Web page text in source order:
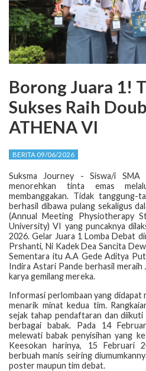
Borong Juara 1!
Sukses Raih
ATHENA VI
BERITA 09/06/2026
Suksma Journey - Siswa/i SMA
menorehkan tinta emas
membanggakan. Tidak
berhasil dibawa pulang sekaligus
(Annual Meeting Physiotherapy
University) VI yang puncaknya
2026. Gelar Juara 1 Lomba Debat
Prshanti, Ni Kadek Dea Sancita
Sementara itu A.A Gede Aditya
Indira Astari Pande berhasil meraih
karya gemilang mereka.
Informasi perlombaan yang didapat
menarik minat kedua tim.
sejak tahap pendaftaran dan
berbagai babak. Pada 14
melewati babak penyisihan yang
Keesokan harinya, 15 Februari
berbuah manis seiring
poster maupun tim debat.